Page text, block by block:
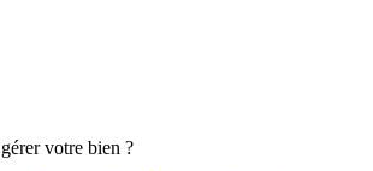
votre bien ?